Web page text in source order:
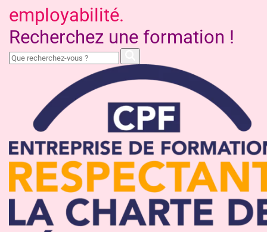
employabilité.
Recherchez une formation !